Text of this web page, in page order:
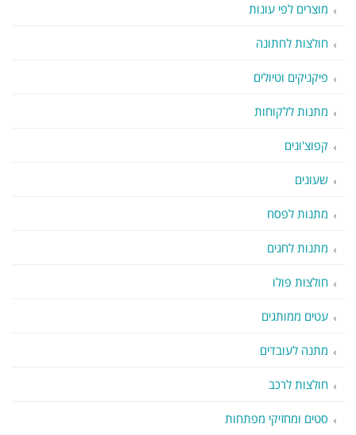
מוצרים לפי עונות
חולצות לחתונה
פיקניקים וטיולים
מתנות ללקוחות
קפוצ'ונים
שעונים
מתנות לפסח
מתנות לחגים
חולצות פולו
עטים ממותגים
מתנה לעובדים
חולצות לרכב
סטים ומחזיקי מפתחות